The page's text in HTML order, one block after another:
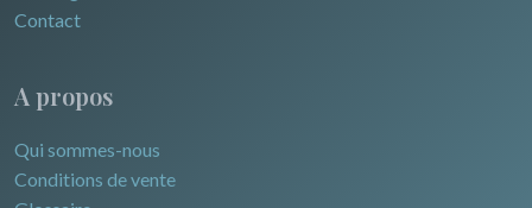
Contact
A propos
Qui sommes-nous
Conditions de vente